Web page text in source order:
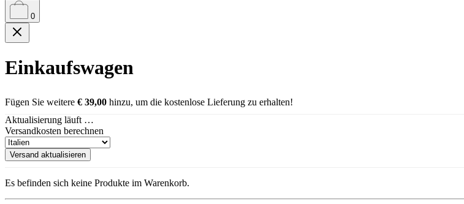
0
Einkaufswagen
Fügen Sie weitere € 39,00 hinzu, um die kostenlose Lieferung zu erhalten!
Aktualisierung läuft …
Versandkosten berechnen
Versand aktualisieren
Es befinden sich keine Produkte im Warenkorb.